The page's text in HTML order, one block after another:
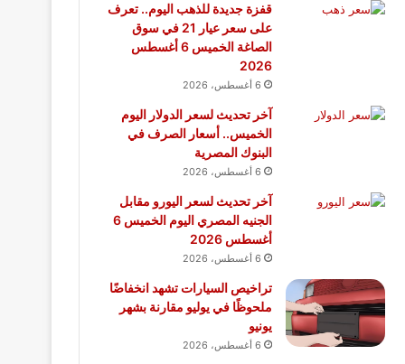
قفزة جديدة للذهب اليوم.. تعرف
على سعر عيار 21 في سوق
الصاغة الخميس 6 أغسطس
2026
6 أغسطس، 2026
آخر تحديث لسعر الدولار اليوم
الخميس.. أسعار الصرف في
البنوك المصرية
6 أغسطس، 2026
آخر تحديث لسعر اليورو مقابل
الجنيه المصري اليوم الخميس 6
أغسطس 2026
6 أغسطس، 2026
تراخيص السيارات تشهد انخفاضًا
ملحوظًا في يوليو مقارنة بشهر
يونيو
6 أغسطس، 2026